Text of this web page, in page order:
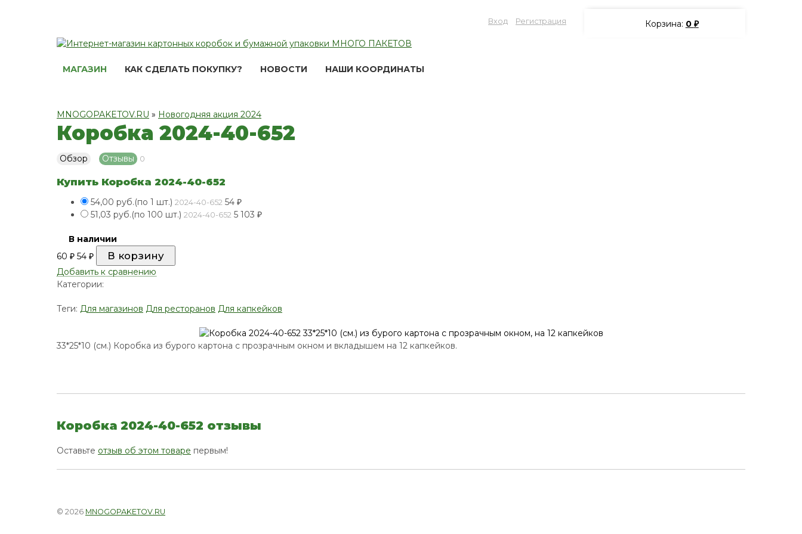
Корзина: 0 ₽
Вход Регистрация
МАГАЗИН КАК СДЕЛАТЬ ПОКУПКУ? НОВОСТИ НАШИ КООРДИНАТЫ
MNOGOPAKETOV.RU » Новогодняя акция 2024
Коробка 2024-40-652
Обзор Отзывы 0
Купить Коробка 2024-40-652
54,00 руб.(по 1 шт.) 2024-40-652 54 ₽
51,03 руб.(по 100 шт.) 2024-40-652 5 103 ₽
В наличии
60 ₽ 54 ₽
Добавить к сравнению
Категории:
Теги: Для магазинов Для ресторанов Для капкейков
33*25*10 (см.) Коробка из бурого картона с прозрачным окном и вкладышем на 12 капкейков.
Коробка 2024-40-652 отзывы
Оставьте отзыв об этом товаре первым!
© 2026 MNOGOPAKETOV.RU